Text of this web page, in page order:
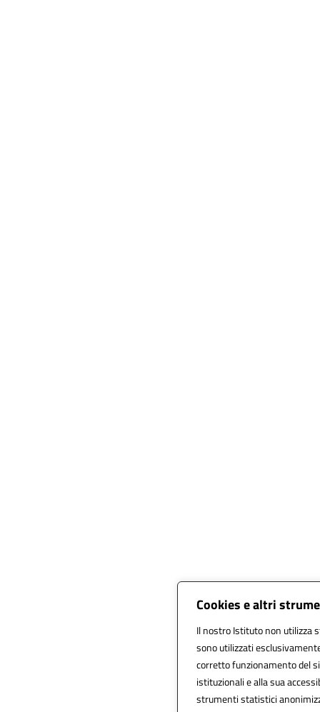
Cookies e altri
Il nostro Istituto non utilizza
sono utilizzati
corretto funzionamento del
istituzionali e alla sua
strumenti statistici